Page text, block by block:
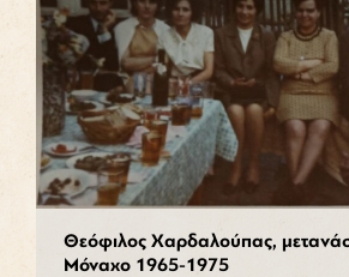
Θεόφιλος Χαρδαλούπας,
Μόναχο 1965-1975